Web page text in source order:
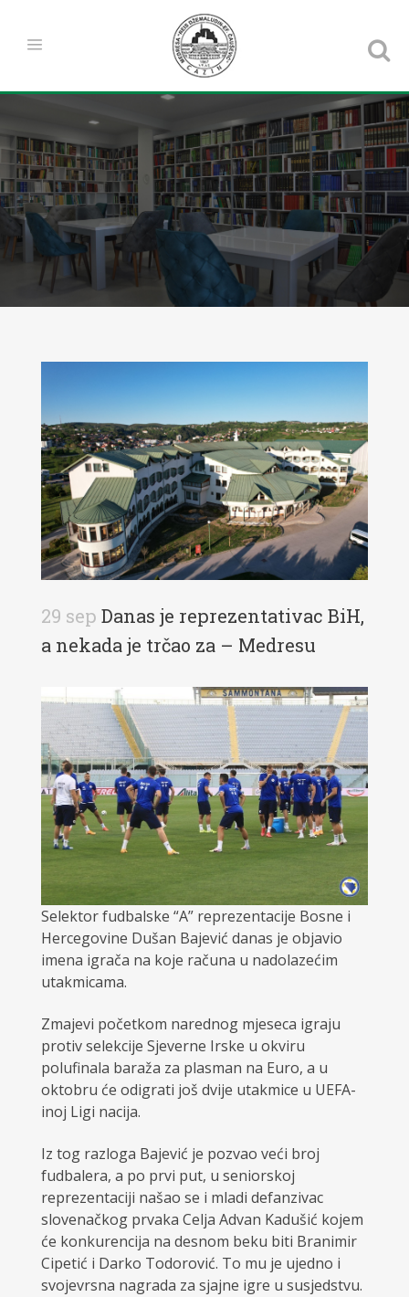
29 sep Danas je reprezentativac BiH,
a nekada je trčao za – Medresu
Selektor fudbalske “A” reprezentacije Bosne i
Hercegovine Dušan Bajević danas je objavio
imena igrača na koje računa u nadolazećim
utakmicama.
Zmajevi početkom narednog mjeseca igraju
protiv selekcije Sjeverne Irske u okviru
polufinala baraža za plasman na Euro, a u
oktobru će odigrati još dvije utakmice u UEFA-
inoj Ligi nacija.
Iz tog razloga Bajević je pozvao veći broj
fudbalera, a po prvi put, u seniorskoj
reprezentaciji našao se i mladi defanzivac
slovenačkog prvaka Celja Advan Kadušić kojem
će konkurencija na desnom beku biti Branimir
Cipetić i Darko Todorović. To mu je ujedno i
svojevrsna nagrada za sjajne igre u susjedstvu.